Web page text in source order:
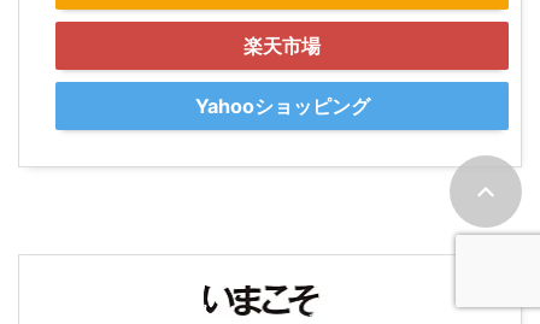
楽天市場
Yahooショッピング